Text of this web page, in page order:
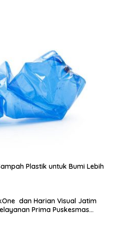
Plastik untuk Bumi Lebih
dan Harian Visual Jatim
Prima Puskesmas